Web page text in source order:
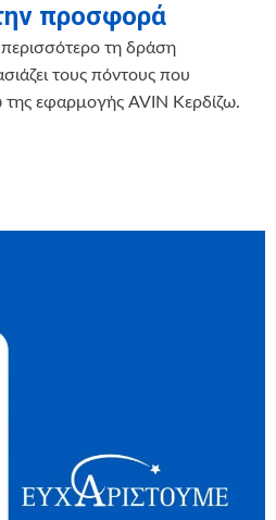
προσφορά
τη δράση
τους πόντους που
της εφαρμογής AVIN Κερδίζω.